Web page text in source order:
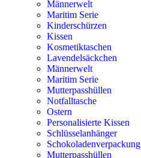
Männerwelt
Maritim Serie
Kinderschürzen
Kissen
Kosmetiktaschen
Lavendelsäckchen
Männerwelt
Maritim Serie
Mutterpasshüllen
Notfalltasche
Ostern
Personalisierte Kissen
Schlüsselanhänger
Schokoladenverpackung
Mutterpasshüllen